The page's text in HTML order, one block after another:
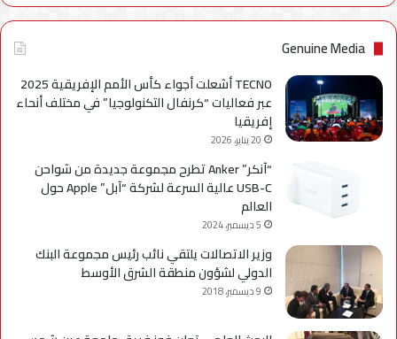
Genuine Media
TECNO أشعلت أجواء كأس الأمم الإفريقية 2025
عبر فعاليات “كرنفال التكنولوجيا” في مختلف أنحاء
إفريقيا
20 يناير، 2026
“آنكر” Anker تطرح مجموعة جديدة من شواحن
USB-C عالية السرعة لشركة “آبل” Apple حول
العالم
5 ديسمبر، 2024
وزير الاتصالات يلتقي نائب رئيس مجموعة البنك
الدولي لشؤون منطقة الشرق الأوسط
9 ديسمبر، 2018